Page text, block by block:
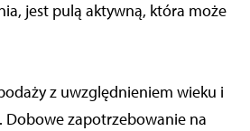
jest pulą aktywną, która może
z uwzględnieniem wieku i
Dobowe zapotrzebowanie na